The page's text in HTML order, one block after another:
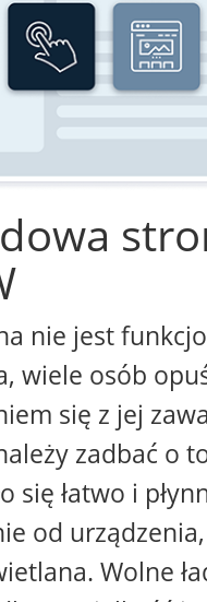
nie jest
wiele osób
się z jej
zadbać o
się łatwo i
od
Wolne